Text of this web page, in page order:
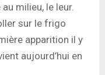
milieu, le leur.
sur le frigo
apparition il y
aujourd’hui en